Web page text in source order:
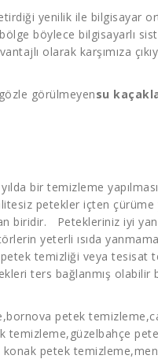
yenilik ile bilgisayar
bölge böylece bilgisayarlı
olarak karşımıza
görülmeyensu
bir temizleme
petekler içten
biridir. Petekleriniz iyi
yeterli ısıda
temizliği veya tesisat
ters bağlanmış olabilir
,bornova petek temizleme
temizleme,güzelbahçe
konak petek temizleme